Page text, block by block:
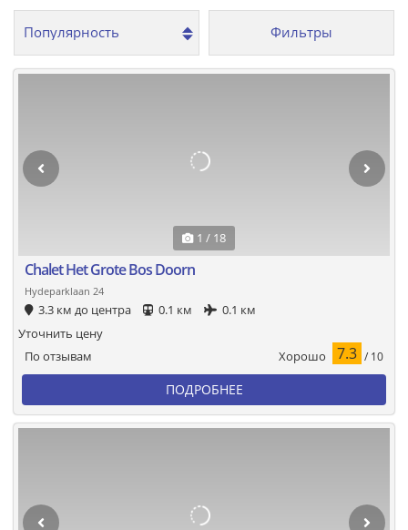
Фильтры
1 / 18
Chalet Het Grote Bos Doorn
Hydeparklaan 24
3.3 км до центра 0.1 км 0.1 км
По отзывам Хорошо 7.3 / 10
Уточнить цену
ПОДРОБНЕЕ